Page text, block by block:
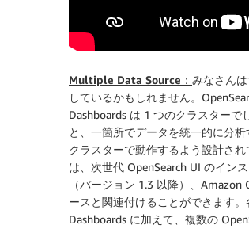
Multiple Data Source： みなさん
しているかもしれません。
Dashboards は 1 つのクラスター
と、一箇所でデータを統一的に分
クラスターで動作するよう設計さ
は、次世代 OpenSearch UI のイン
（バージョン 1.3 以降）、
ースと関連付けることができます
Dashboards に加えて、複数の